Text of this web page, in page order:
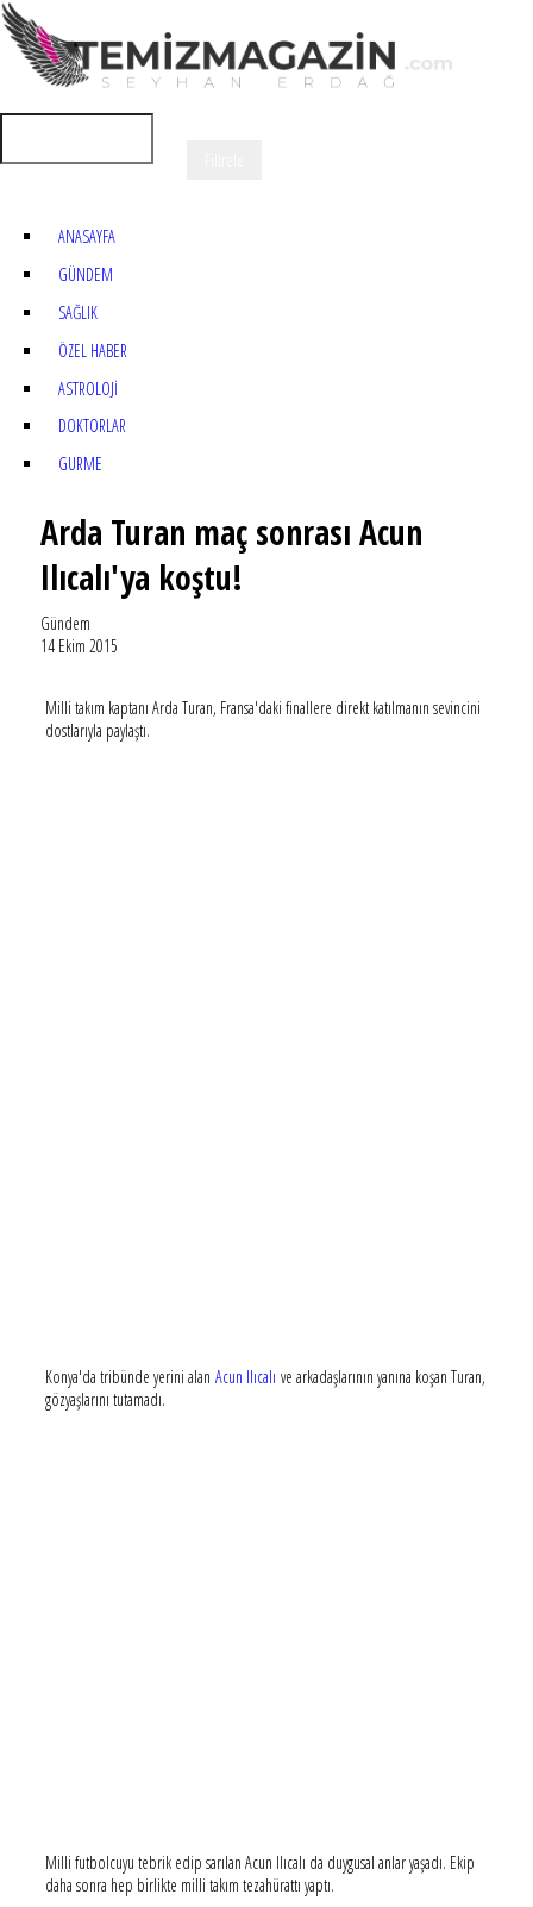
ANASAYFA
GÜNDEM
SAĞLIK
ÖZEL HABER
ASTROLOJİ
DOKTORLAR
GURME
Arda Turan maç sonrası Acun
Ilıcalı'ya koştu!
Gündem
14 Ekim 2015
Milli takım kaptanı Arda Turan, Fransa'daki finallere direkt katılmanın sevincini
dostlarıyla paylaştı.
Konya'da tribünde yerini alan Acun Ilıcalı ve arkadaşlarının yanına koşan Turan,
gözyaşlarını tutamadı.
Milli futbolcuyu tebrik edip sarılan Acun Ilıcalı da duygusal anlar yaşadı. Ekip
daha sonra hep birlikte milli takım tezahürattı yaptı.